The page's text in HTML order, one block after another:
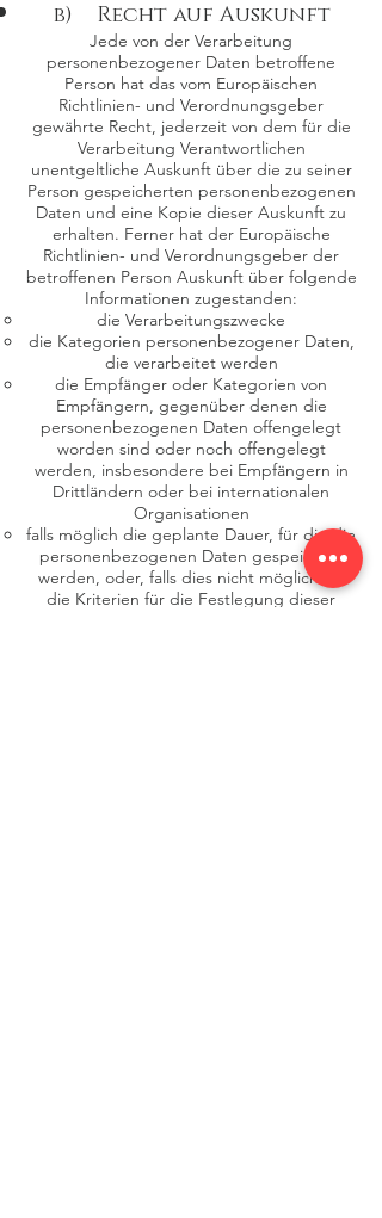
b) Recht auf Auskunft
Jede von der Verarbeitung
personenbezogener Daten betroffene
Person hat das vom Europäischen
Richtlinien- und Verordnungsgeber
gewährte Recht, jederzeit von dem für die
Verarbeitung Verantwortlichen
unentgeltliche Auskunft über die zu seiner
Person gespeicherten personenbezogenen
Daten und eine Kopie dieser Auskunft zu
erhalten. Ferner hat der Europäische
Richtlinien- und Verordnungsgeber der
betroffenen Person Auskunft über folgende
Informationen zugestanden:
die Verarbeitungszwecke
die Kategorien personenbezogener Daten,
die verarbeitet werden
die Empfänger oder Kategorien von
Empfängern, gegenüber denen die
personenbezogenen Daten offengelegt
worden sind oder noch offengelegt
werden, insbesondere bei Empfängern in
Drittländern oder bei internationalen
Organisationen
falls möglich die geplante Dauer, für die die
personenbezogenen Daten gespeichert
werden, oder, falls dies nicht möglich ist,
die Kriterien für die Festlegung dieser